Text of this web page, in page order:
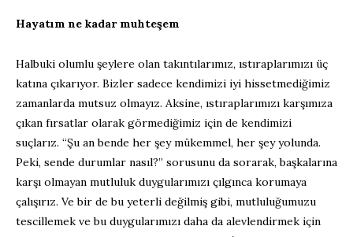
Hayatım ne kadar muhteşem
Halbuki olumlu şeylere olan takıntılarımız, ıstıraplarımızı üç
katına çıkarıyor. Bizler sadece kendimizi iyi hissetmediğimiz
zamanlarda mutsuz olmayız. Aksine, ıstıraplarımızı karşımıza
çıkan fırsatlar olarak görmediğimiz için de kendimizi
suçlarız. “Şu an bende her şey mükemmel, her şey yolunda.
Peki, sende durumlar nasıl?” sorusunu da sorarak, başkalarına
karşı olmayan mutluluk duygularımızı çılgınca korumaya
çalışırız. Ve bir de bu yeterli değilmiş gibi, mutluluğumuzu
tescillemek ve bu duygularımızı daha da alevlendirmek için